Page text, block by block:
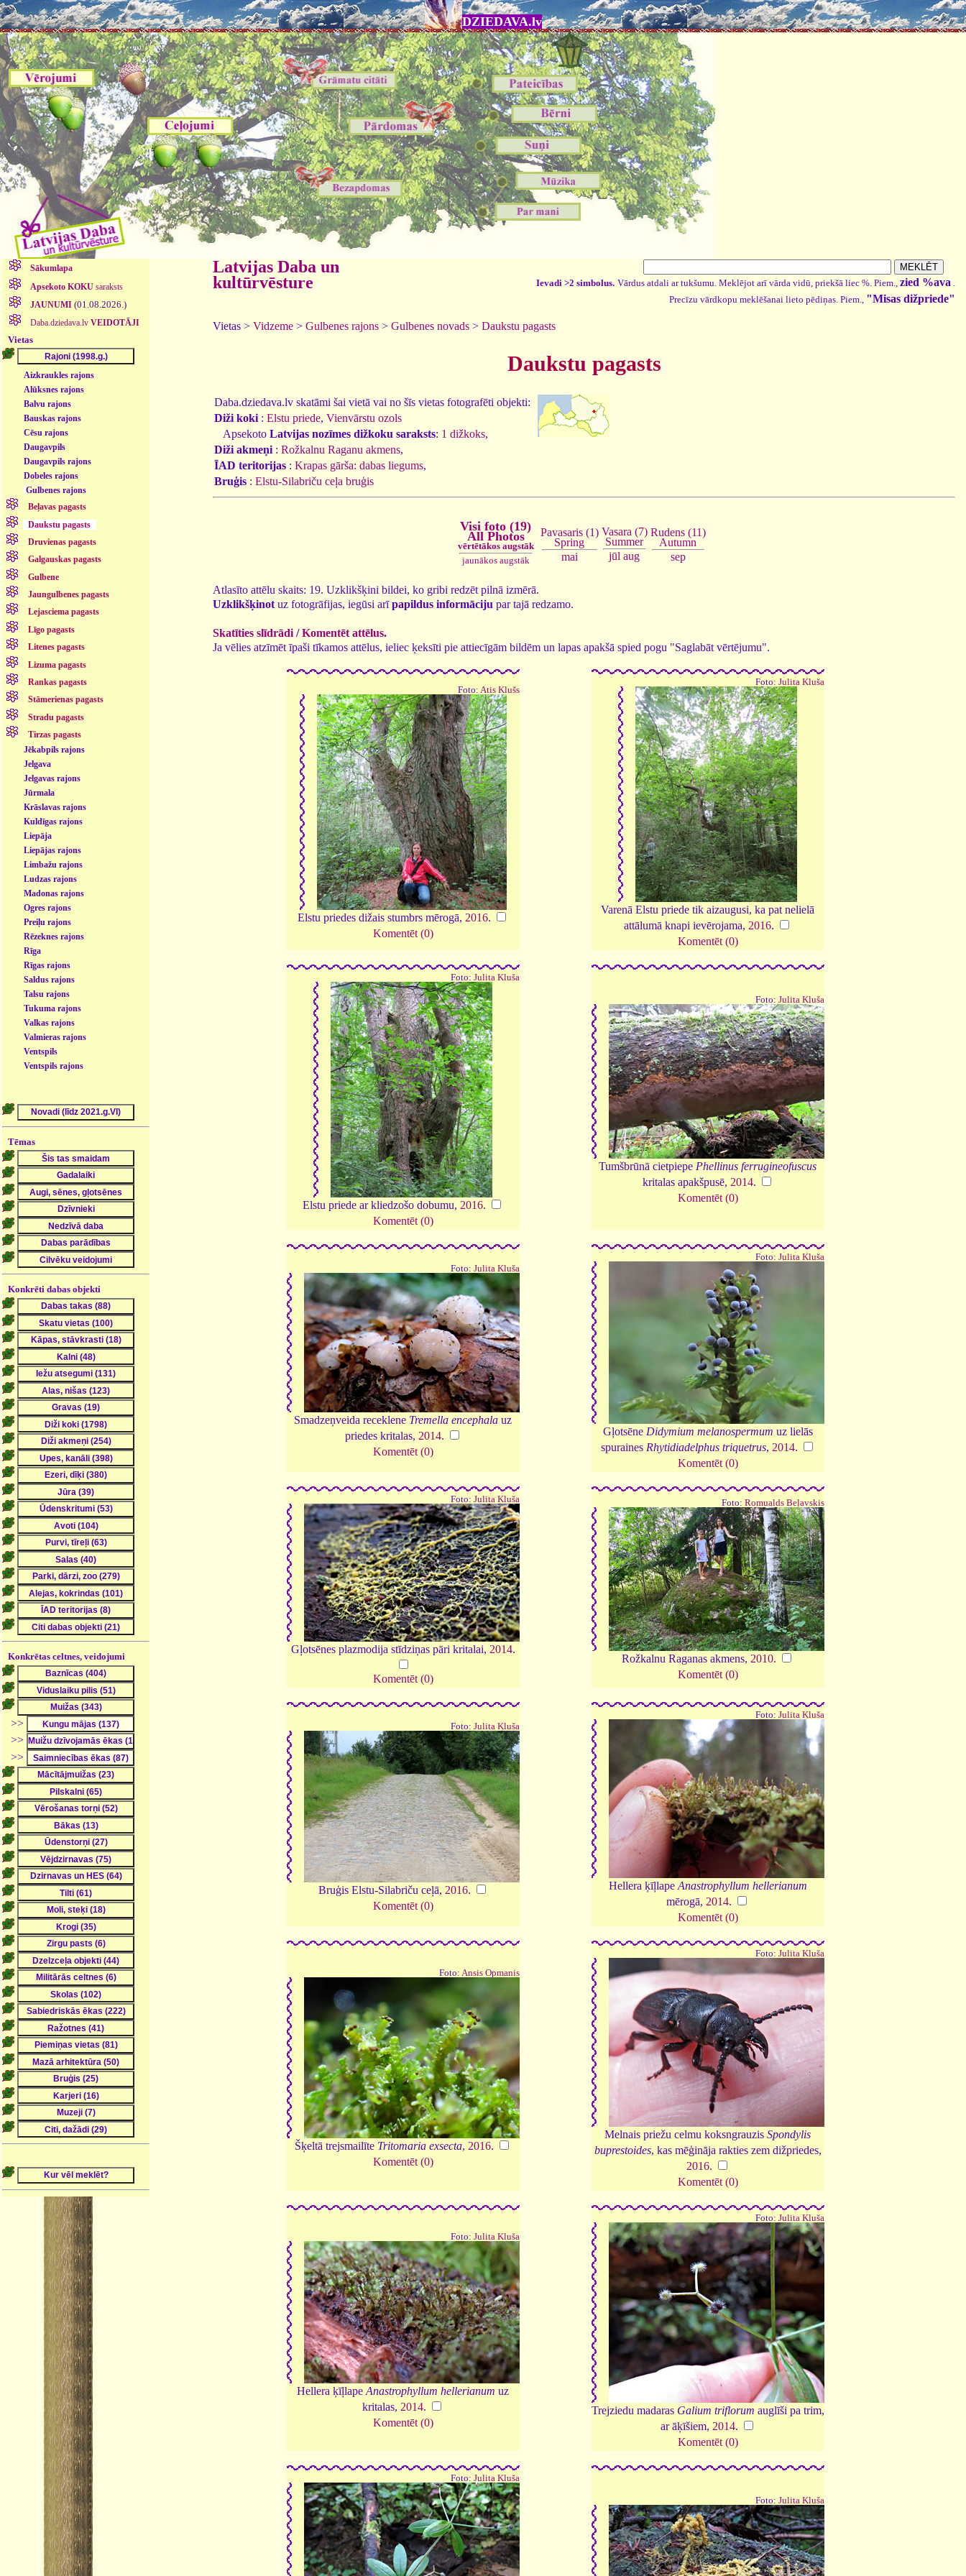
DZIEDAVA.lv
Sākumlapa
Apsekoto KOKUsaraksts
JAUNUMI (01.08.2026.)
Daba.dziedava.lv VEIDOTĀJI
Vietas
Aizkraukles rajons
Alūksnes rajons
Balvu rajons
Bauskas rajons
Cēsu rajons
Daugavpils
Daugavpils rajons
Dobeles rajons
Gulbenes rajons
Beļavas pagasts
Daukstu pagasts
Druvienas pagasts
Galgauskas pagasts
Gulbene
Jaungulbenes pagasts
Lejasciema pagasts
Līgo pagasts
Litenes pagasts
Lizuma pagasts
Rankas pagasts
Stāmerienas pagasts
Stradu pagasts
Tirzas pagasts
Jēkabpils rajons
Jelgava
Jelgavas rajons
Jūrmala
Krāslavas rajons
Kuldīgas rajons
Liepāja
Liepājas rajons
Limbažu rajons
Ludzas rajons
Madonas rajons
Ogres rajons
Preiļu rajons
Rēzeknes rajons
Rīga
Rīgas rajons
Saldus rajons
Talsu rajons
Tukuma rajons
Valkas rajons
Valmieras rajons
Ventspils
Ventspils rajons
Tēmas
Konkrēti dabas objekti
Konkrētas celtnes, veidojumi
>>
>>
>>
Latvijas Daba un
kultūrvēsture
Ievadi >2 simbolus. Vārdus atdali ar tukšumu. Meklējot arī vārda vidū, priekšā liec %. Piem., zied %ava .
Precīzu vārdkopu meklēšanai lieto pēdiņas. Piem., "Misas dižpriede"
Vietas > Vidzeme > Gulbenes rajons > Gulbenes novads > Daukstu pagasts
Daukstu pagasts
Daba.dziedava.lv skatāmi šai vietā vai no šīs vietas fotografēti objekti:
Diži koki : Elstu priede, Vienvārstu ozols
Apsekoto Latvijas nozīmes dižkoku saraksts: 1 dižkoks,
Diži akmeņi : Rožkalnu Raganu akmens,
ĪAD teritorijas : Krapas gārša: dabas liegums,
Bruģis : Elstu-Silabriču ceļa bruģis
Visi foto (19)
All Photos
vērtētākos augstāk
jaunākos augstāk
Pavasaris (1)
Spring
mai
Vasara (7)
Summer
jūl aug
Rudens (11)
Autumn
sep
Atlasīto attēlu skaits: 19. Uzklikšķini bildei, ko gribi redzēt pilnā izmērā.
Uzklikšķinot uz fotogrāfijas, iegūsi arīpapildus informāciju par tajā redzamo.
Skatīties slīdrādi /Komentēt attēlus.
Ja vēlies atzīmēt īpaši tīkamos attēlus, ieliec ķeksīti pie attiecīgām bildēm un lapas apakšā spied pogu "Saglabāt vērtējumu".
Foto: Atis Klušs
Elstu priedes dižais stumbrs mērogā, 2016.
Komentēt (0)
Foto: Julita Kluša
Varenā Elstu priede tik aizaugusi, ka pat nelielā
attālumā knapi ievērojama, 2016.
Komentēt (0)
Foto: Julita Kluša
Elstu priede ar kliedzošo dobumu, 2016.
Komentēt (0)
Foto: Julita Kluša
Tumšbrūnā cietpiepe Phellinus ferrugineofuscus
kritalas apakšpusē, 2014.
Komentēt (0)
Foto: Julita Kluša
Smadzeņveida receklene Tremella encephala uz
priedes kritalas, 2014.
Komentēt (0)
Foto: Julita Kluša
Gļotsēne Didymium melanospermum uz lielās
spuraines Rhytidiadelphus triquetrus, 2014.
Komentēt (0)
Foto: Julita Kluša
Gļotsēnes plazmodija stīdziņas pāri kritalai, 2014.
Komentēt (0)
Foto: Romualds Beļavskis
Rožkalnu Raganas akmens, 2010.
Komentēt (0)
Foto: Julita Kluša
Bruģis Elstu-Silabriču ceļā, 2016.
Komentēt (0)
Foto: Julita Kluša
Hellera ķīļlape Anastrophyllum hellerianum
mērogā, 2014.
Komentēt (0)
Foto: Ansis Opmanis
Šķeltā trejsmailīte Tritomaria exsecta, 2016.
Komentēt (0)
Foto: Julita Kluša
Melnais priežu celmu koksngrauzis Spondylis
buprestoides, kas mēģināja rakties zem dižpriedes,
2016.
Komentēt (0)
Foto: Julita Kluša
Hellera ķīļlape Anastrophyllum hellerianum uz
kritalas, 2014.
Komentēt (0)
Foto: Julita Kluša
Trejziedu madaras Galium triflorum auglīši pa trim,
ar āķīšiem, 2014.
Komentēt (0)
Foto: Julita Kluša
Foto: Julita Kluša